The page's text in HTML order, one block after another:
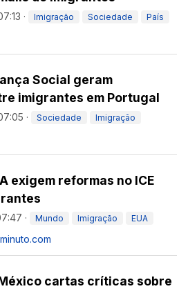
· Imigração Sociedade País
Social geram
imigrantes em Portugal
· Sociedade Imigração
exigem reformas no ICE
· Mundo Imigração EUA
cartas críticas sobre